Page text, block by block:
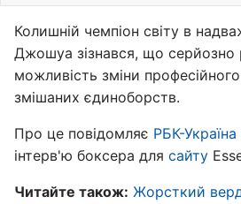
Колишній чемпіон світу в
Джошуа зізнався, що серйозно
можливість зміни
змішаних єдиноборств.
Про це повідомляє РБК-Україна
інтерв'ю боксера для сайту
Читайте також: Жорсткий